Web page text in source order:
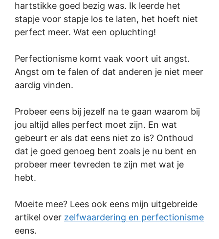
hartstikke goed bezig was. Ik leerde het
stapje voor stapje los te laten, het hoeft niet
perfect meer. Wat een opluchting!
Perfectionisme komt vaak voort uit angst.
Angst om te falen of dat anderen je niet meer
aardig vinden.
Probeer eens bij jezelf na te gaan waarom bij
jou altijd alles perfect moet zijn. En wat
gebeurt er als dat eens niet zo is? Onthoud
dat je goed genoeg bent zoals je nu bent en
probeer meer tevreden te zijn met wat je
hebt.
Moeite mee? Lees ook eens mijn uitgebreide
artikel over zelfwaardering en perfectionisme
eens.